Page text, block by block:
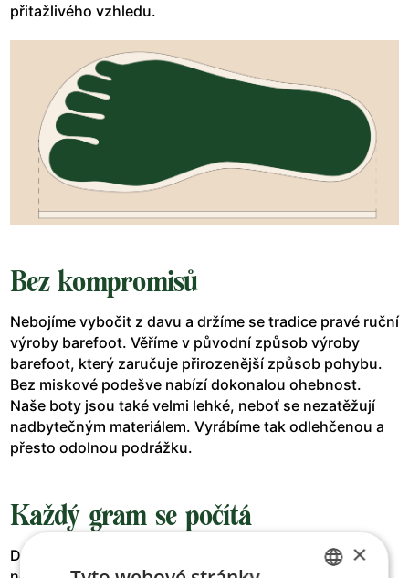
přitažlivého vzhledu.
Bez kompromisů
Nebojíme vybočit z davu a držíme se tradice pravé ruční
výroby barefoot. Věříme v původní způsob výroby
barefoot, který zaručuje přirozenější způsob pohybu.
Bez miskové podešve nabízí dokonalou ohebnost.
Naše boty jsou také velmi lehké, neboť se nezatěžují
nadbytečným materiálem. Vyrábíme tak odlehčenou a
přesto odolnou podrážku.
Každý gram se počítá
Díky naší tradiční ruční výrobě patří naše boty mezi ty
×